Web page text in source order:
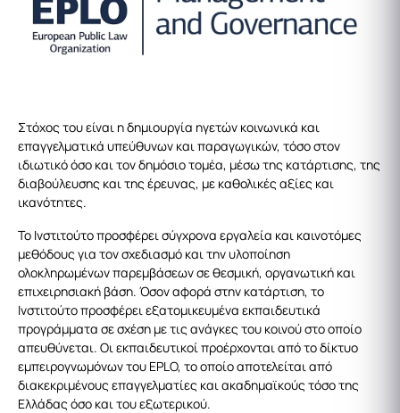
Στόχος του είναι η δημιουργία ηγετών κοινωνικά και
επαγγελματικά υπεύθυνων και παραγωγικών, τόσο στον
ιδιωτικό όσο και τον δημόσιο τομέα, μέσω της κατάρτισης, της
διαβούλευσης και της έρευνας, με καθολικές αξίες και
ικανότητες.
Το Ινστιτούτο προσφέρει σύγχρονα εργαλεία και καινοτόμες
μεθόδους για τον σχεδιασμό και την υλοποίηση
ολοκληρωμένων παρεμβάσεων σε θεσμική, οργανωτική και
επιχειρησιακή βάση. Όσον αφορά στην κατάρτιση, το
Ινστιτούτο προσφέρει εξατομικευμένα εκπαιδευτικά
προγράμματα σε σχέση με τις ανάγκες του κοινού στο οποίο
απευθύνεται. Οι εκπαιδευτικοί προέρχονται από το δίκτυο
εμπειρογνωμόνων του EPLO, το οποίο αποτελείται από
διακεκριμένους επαγγελματίες και ακαδημαϊκούς τόσο της
Ελλάδας όσο και του εξωτερικού.